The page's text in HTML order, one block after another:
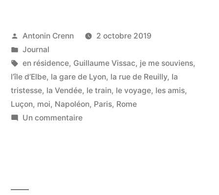
vite »
Publié
par
Antonin Crenn
2 octobre 2019
Publié
dans
Journal
Étiquettes :
en résidence, Guillaume Vissac, je me souviens,
l’île d’Elbe, la gare de Lyon, la rue de Reuilly, la
tristesse, la Vendée, le train, le voyage, les amis,
Luçon, moi, Napoléon, Paris, Rome
Un commentairesur